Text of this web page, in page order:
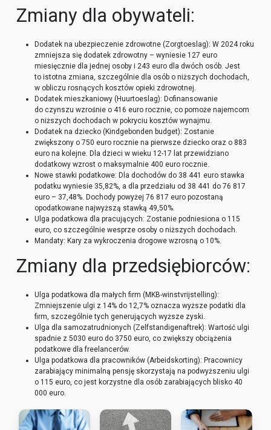
Zmiany dla obywateli:
Dodatek na ubezpieczenie zdrowotne (Zorgtoeslag): W 2024 roku
zmniejsza się dodatek zdrowotny – wyniesie 127 euro
miesięcznie dla jednej osoby i 243 euro dla dwóch osób. Jest
to istotna zmiana, szczególnie dla osób o niższych dochodach,
w obliczu rosnących kosztów opieki zdrowotnej.
Dodatek mieszkaniowy (Huurtoeslag): Dofinansowanie
do czynszu wzrośnie o 416 euro rocznie, co pomoże najemcom
o niższych dochodach w pokryciu kosztów wynajmu.
Dodatek na dziecko (Kindgebonden budget): Zostanie
zwiększony o 750 euro rocznie na pierwsze dziecko oraz o 883
euro na kolejne. Dla dzieci w wieku 12-17 lat przewidziano
dodatkowy wzrost o maksymalnie 400 euro rocznie.
Nowe stawki podatkowe: Dla dochodów do 38 441 euro stawka
podatku wyniesie 35,82%, a dla przedziału od 38 441 do 76 817
euro – 37,48%. Dochody powyżej 76 817 euro pozostaną
opodatkowane najwyższą stawką 49,50%.
Ulga podatkowa dla pracujących: Zostanie podniesiona o 115
euro, co szczególnie wesprze osoby o niższych dochodach.
Mandaty: Kary za wykroczenia drogowe wzrosną o 10%.
Zmiany dla przedsiębiorców:
Ulga podatkowa dla małych firm (MKB-winstvrijstelling):
Zmniejszenie ulgi z 14% do 12,7% oznacza wyższe podatki dla
firm, szczególnie tych generujących wyższe zyski.
Ulga dla samozatrudnionych (Zelfstandigenaftrek): Wartość ulgi
spadnie z 5030 euro do 3750 euro, co zwiększy obciążenia
podatkowe dla freelancerów.
Ulga podatkowa dla pracowników (Arbeidskorting): Pracownicy
zarabiający minimalną pensję skorzystają na podwyższeniu ulgi
o 115 euro, co jest korzystne dla osób zarabiających blisko 40
000 euro.